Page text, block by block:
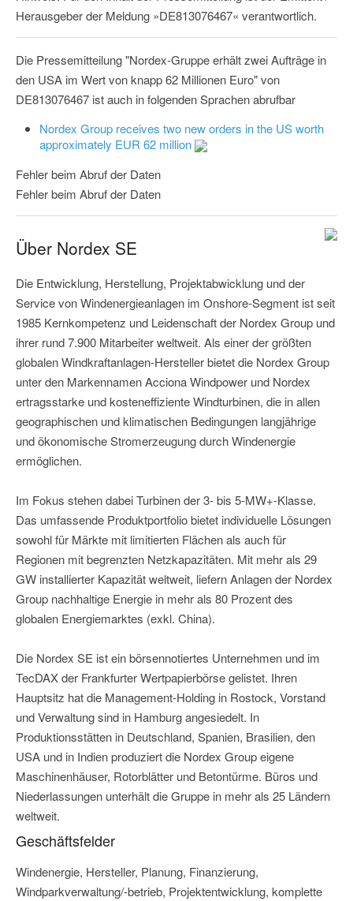
Herausgeber der Meldung »DE813076467« verantwortlich.
Die Pressemitteilung "Nordex-Gruppe erhält zwei Aufträge in
den USA im Wert von knapp 62 Millionen Euro" von
DE813076467 ist auch in folgenden Sprachen abrufbar
Nordex Group receives two new orders in the US worth
approximately EUR 62 million
Fehler beim Abruf der Daten
Fehler beim Abruf der Daten
Über Nordex SE
Die Entwicklung, Herstellung, Projektabwicklung und der
Service von Windenergieanlagen im Onshore-Segment ist seit
1985 Kernkompetenz und Leidenschaft der Nordex Group und
ihrer rund 7.900 Mitarbeiter weltweit. Als einer der größten
globalen Windkraftanlagen-Hersteller bietet die Nordex Group
unter den Markennamen Acciona Windpower und Nordex
ertragsstarke und kosteneffiziente Windturbinen, die in allen
geographischen und klimatischen Bedingungen langjährige
und ökonomische Stromerzeugung durch Windenergie
ermöglichen.
Im Fokus stehen dabei Turbinen der 3- bis 5-MW+-Klasse.
Das umfassende Produktportfolio bietet individuelle Lösungen
sowohl für Märkte mit limitierten Flächen als auch für
Regionen mit begrenzten Netzkapazitäten. Mit mehr als 29
GW installierter Kapazität weltweit, liefern Anlagen der Nordex
Group nachhaltige Energie in mehr als 80 Prozent des
globalen Energiemarktes (exkl. China).
Die Nordex SE ist ein börsennotiertes Unternehmen und im
TecDAX der Frankfurter Wertpapierbörse gelistet. Ihren
Hauptsitz hat die Management-Holding in Rostock, Vorstand
und Verwaltung sind in Hamburg angesiedelt. In
Produktionsstätten in Deutschland, Spanien, Brasilien, den
USA und in Indien produziert die Nordex Group eigene
Maschinenhäuser, Rotorblätter und Betontürme. Büros und
Niederlassungen unterhält die Gruppe in mehr als 25 Ländern
weltweit.
Geschäftsfelder
Windenergie, Hersteller, Planung, Finanzierung,
Windparkverwaltung/-betrieb, Projektentwicklung, komplette